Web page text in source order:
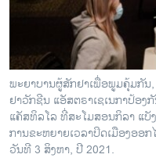
ທຸລະກິດ
ວີດີໂອ
ສຽງ
ລາຍການກະຈາຍສຽງ
ລາຍງານ
ຕິດຕາມພວກເຮົາ ທີ່
ພະຍາບານຜູ້ສັກຢາເພື່ອພູມຄຸ້ມກັນ
ຢາວັກຊີນ ແອັສຕຣາເຊເນກາປ້ອ
ແຄັສທິລໂລ ທີ່ສະໂມສອນກິລາ ແ
ການຂະຫຍາຍເວລາປິດເມືອງອອ
ວັນທີ 3 ສິງຫາ, ປີ 2021.